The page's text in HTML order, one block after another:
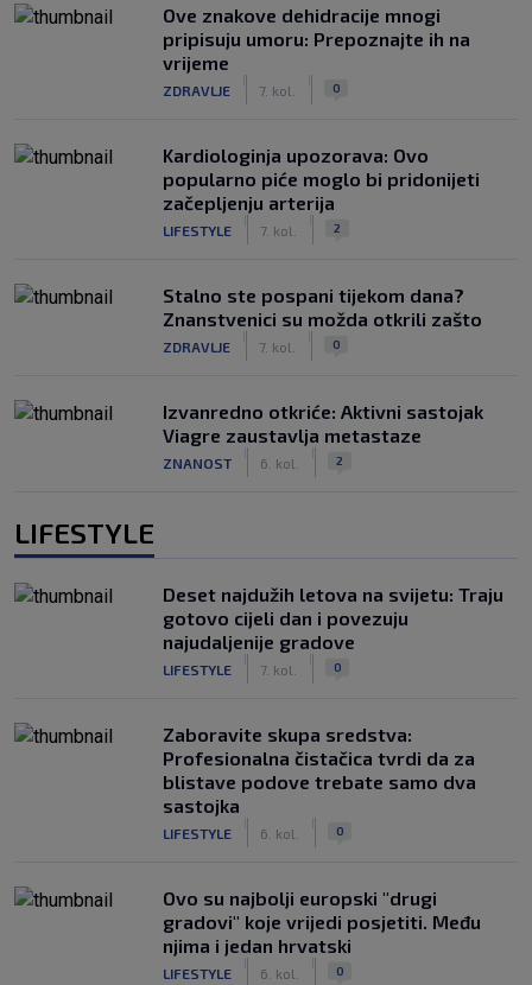
Ove znakove dehidracije mnogi
pripisuju umoru: Prepoznajte ih na
vrijeme
ZDRAVLJE 7. kol. 0
Kardiologinja upozorava: Ovo
popularno piće moglo bi pridonijeti
začepljenju arterija
LIFESTYLE 7. kol. 2
Stalno ste pospani tijekom dana?
Znanstvenici su možda otkrili zašto
ZDRAVLJE 7. kol. 0
Izvanredno otkriće: Aktivni sastojak
Viagre zaustavlja metastaze
ZNANOST 6. kol. 2
LIFESTYLE
Deset najdužih letova na svijetu: Traju
gotovo cijeli dan i povezuju
najudaljenije gradove
LIFESTYLE 7. kol. 0
Zaboravite skupa sredstva:
Profesionalna čistačica tvrdi da za
blistave podove trebate samo dva
sastojka
LIFESTYLE 6. kol. 0
Ovo su najbolji europski "drugi
gradovi" koje vrijedi posjetiti. Među
njima i jedan hrvatski
LIFESTYLE 6. kol. 0